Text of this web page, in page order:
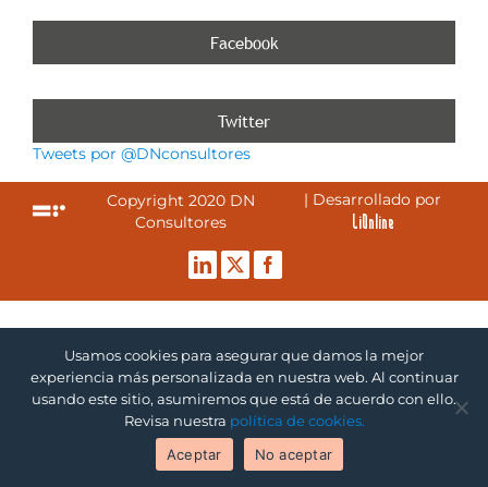
Facebook
Twitter
Tweets por @DNconsultores
Copyright 2020 DN
Consultores
| Desarrollado por
LiOnline
LinkedInTwitterFacebook
Usamos cookies para asegurar que damos la mejor
experiencia más personalizada en nuestra web. Al continuar
usando este sitio, asumiremos que está de acuerdo con ello.
Revisa nuestra política de cookies.
Aceptar
No aceptar